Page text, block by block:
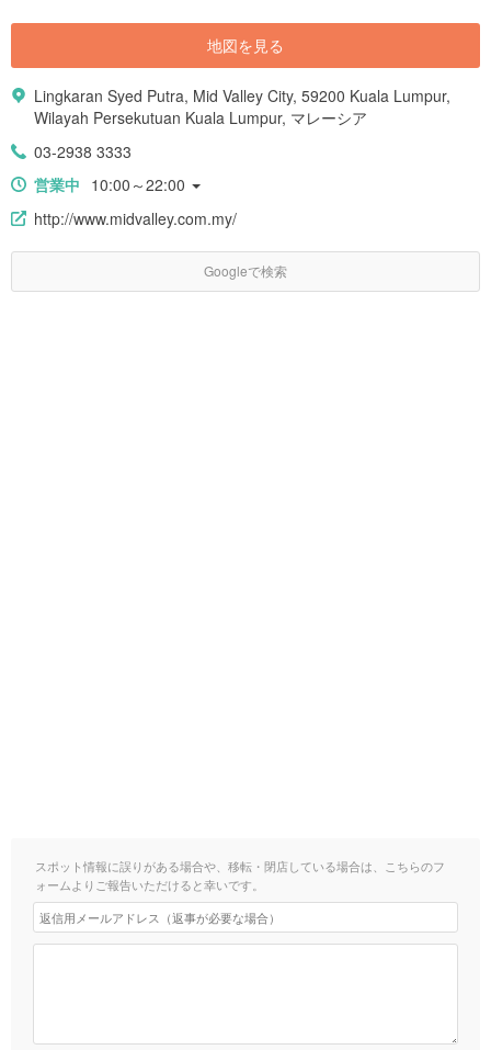
地図を見る
Lingkaran Syed Putra, Mid Valley City, 59200 Kuala Lumpur,
Wilayah Persekutuan Kuala Lumpur, マレーシア
03-2938 3333
営業中 10:00～22:00
http://www.midvalley.com.my/
Googleで検索
スポット情報に誤りがある場合や、移転・閉店している場合は、こちらのフ
ォームよりご報告いただけると幸いです。